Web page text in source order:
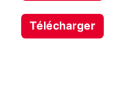
Télécharger